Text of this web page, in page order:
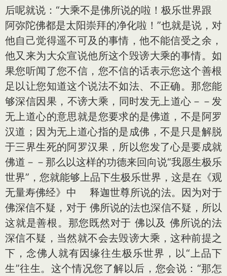
后呢就说：“大乘不是佛所说的啦！极乐世界跟
阿弥陀佛都是太阳崇拜的净化啦！”也就是说，对
他自己觉得遥不可及的事情，他不能信受之余，
他又来为大众宣说他所这个毁谤大乘的事情。如
果您听闻了您不信，您不信的话表示您这个善根
足以让您知道这个说法不如法、不正确。那您能
够深信因果，不谤大乘，同时发无上道心－－发
无上道心的意思就是您要求的是佛道，不是阿罗
汉道；因为无上道心指的是成佛，不是只是解脱
于三界生死的阿罗汉果，所以您发了心是要成就
佛道－－那么以这样的功德来回向说“我愿生极乐
世界”，您就能够上品下生极乐世界，这是在《观
无量寿佛经》中 释迦世尊所说的法。因为对于
佛深信不疑，对于 佛所说的法也深信不疑，所以
这就是善根。那您既然对于 佛以及 佛所说的法
深信不疑，当然就不会去毁谤大乘，这种前提之
下，念佛人就有因缘往生极乐世界，以“上品下
生”往生。这个情况您了解以后，您会说：“那怎